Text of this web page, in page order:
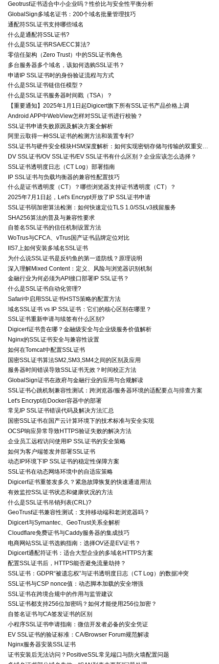
Geotrust证书适合中小企业吗？性价比与安全性平衡分析
GlobalSign多域名证书：200个域名批量管理技巧
通配符SSL证书支持哪些域名
什么是通配符SSL证书?
什么是SSL证书RSA/ECC算法?
零信任架构（Zero Trust）中的SSL证书角色
多台服务器多个域名，该如何选购SSL证书？
申请IP SSL证书时的身份验证流程与方式
什么是SSL证书链信任模型？
什么是SSL证书服务器时间戳（TSA）？
【重要通知】2025年1月1日起Digicert旗下所有SSL证书产品价格上调
Android APP中WebView怎样对SSL证书进行校验？
SSL证书申请失败原因及解决方案全解析
阿里云取得一种SSL证书的检测方法和装置专利?
SSL证书与硬件安全模块HSM深度解析：如何实现密钥存储与传输的双重安全防护？
DV SSL证书/OV SSL证书/EV SSL证书有什么区别？企业应该怎么选择？
SSL证书透明度日志（CT Log）部署指南
IP SSL证书与负载均衡器的兼容性配置技巧
什么是证书透明度（CT）？哪些浏览器支持证书透明度（CT）？
2025年7月1日起，Let's Encrypt开放了IP SSL证书申请
SSL证书弱加密算法检测：如何快速定位TLS 1.0/SSLv3残留服务
SHA256算法的普及与兼容性要求
自签名SSL证书的信任机制设置方法
WoTrus与CFCA、vTrus国产证书品牌定位对比
IIS7上如何安装多域名SSL证书
为什么说SSL证书是反钓鱼的第一道防线？原理说明
深入理解Mixed Content：定义、风险与浏览器识别机制
金融行业为何必须为API接口部署IP SSL证书？
什么是SSL证书自动化管理?
Safari中启用SSL证书HSTS策略的配置方法
域名SSL证书 vs IP SSL证书：它们的核心区别在哪里？
SSL证书重新申请与续签有什么区别?
Digicert证书贵在哪？金融级安全与企业级服务价值解析
Nginx的SSL证书安全与兼容性设置
如何在Tomcat中配置SSL证书
国密SSL证书算法SM2,SM3,SM4之间的区别及应用
服务器时间错误导致SSL证书无效？时间校正方法
GlobalSign证书在政府与金融行业的应用与合规解读
SSL证书心跳机制兼容性测试：跨浏览器/服务器环境的适配要点与排查方案
Let's Encrypt在Docker容器中的部署
常见IP SSL证书错误代码及解决方法汇总
国密SSL证书在国产云计算环境下的技术标准与安全实现
OCSP响应异常导致HTTPS验证失败的解决方法
企业员工远程访问使用IP SSL证书的安全策略
如何为客户端签发并部署SSL证书
动态IP环境下IP SSL证书的稳定性保障方案
SSL证书在动态网络环境中的自适应策略
Digicert证书重签发多久？紧急故障恢复的快速通道用法
有效监控SSL证书状态和健康状况的方法
什么是SSL证书吊销列表(CRL)?
GeoTrust证书兼容性测试：支持移动端和老浏览器吗？
Digicert与Symantec、GeoTrust关系全解析
Cloudflare免费证书与Caddy服务器的集成技巧
电商网站SSL证书选购指南：选择OV还是EV证书？
Digicert通配符证书：适合大型企业的多域名HTTPS方案
配置SSL证书后，HTTPS能否避免流量劫持？
SSL证书：GDPR“被遗忘权”与证书透明度日志（CT Log）的数据冲突
SSL证书与CSP nonce值：动态脚本加载的安全增强
SSL证书在跨境合规中的作用与监管建议
SSL证书都支持256位加密吗？如何才能使用256位加密？
自签名证书与CA签发证书的区别
小程序SSL证书申请指南：微信开发者必备的安全凭证
EV SSL证书的验证标准：CA/Browser Forum规范解读
Nginx服务器安装SSL证书
证书安装后无法访问？PositiveSSL常见端口与防火墙配置问题